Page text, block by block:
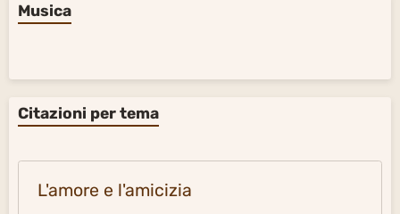
Musica
Citazioni per tema
L'amore e l'amicizia